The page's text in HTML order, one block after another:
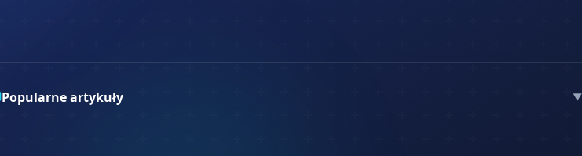
Popularne artykuły ▼